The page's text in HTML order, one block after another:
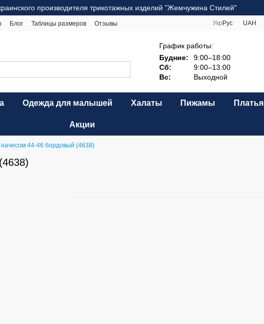
производителя трикотажных изделий "Жемчужина Стилей"
Блог Таблицы размеров
Отзывы
Укр Рус UAH
График работы:
Будние:
9:00–18:00
Сб:
9:00–13:00
Вс:
Выходной
Одежда для малышей Халаты Пижамы Платья
Акции
начесом 44-46 бордовый (4638)